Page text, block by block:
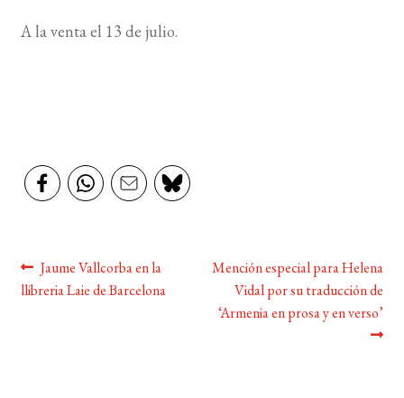
A la venta el 13 de julio.
Navegación
de
Anterior:
Jaume Vallcorba en la
llibreria Laie de Barcelona
Siguiente:
Mención especial para Helena
Vidal por su traducción de
‘Armenia en prosa y en verso’